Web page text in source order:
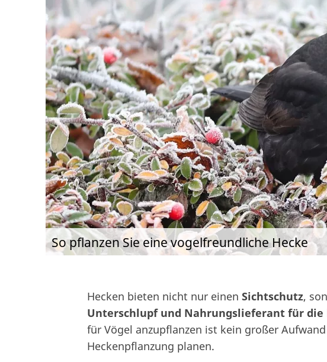
So pflanzen Sie eine vogelfreundliche Hecke
Hecken bieten nicht nur einen Sichtschutz,
Unterschlupf und Nahrungslieferant für
für Vögel anzupflanzen ist kein großer
Heckenpflanzung planen.